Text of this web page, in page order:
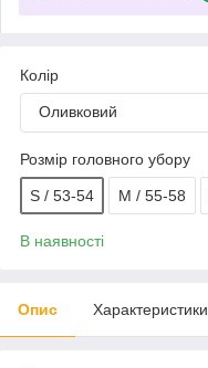
Колір
Оливковий
Розмір головного убору
S / 53-54 M / 55-58
В наявності
Опис Характеристики